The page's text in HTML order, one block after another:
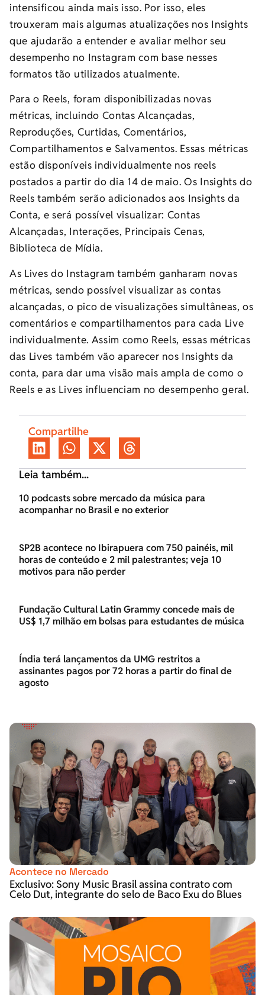
intensificou ainda mais isso. Por isso, eles
trouxeram mais algumas atualizações nos Insights
que ajudarão a entender e avaliar melhor seu
desempenho no Instagram com base nesses
formatos tão utilizados atualmente.
Para o Reels, foram disponibilizadas novas
métricas, incluindo Contas Alcançadas,
Reproduções, Curtidas, Comentários,
Compartilhamentos e Salvamentos. Essas métricas
estão disponíveis individualmente nos reels
postados a partir do dia 14 de maio. Os Insights do
Reels também serão adicionados aos Insights da
Conta, e será possível visualizar: Contas
Alcançadas, Interações, Principais Cenas,
Biblioteca de Mídia.
As Lives do Instagram também ganharam novas
métricas, sendo possível visualizar as contas
alcançadas, o pico de visualizações simultâneas, os
comentários e compartilhamentos para cada Live
individualmente. Assim como Reels, essas métricas
das Lives também vão aparecer nos Insights da
conta, para dar uma visão mais ampla de como o
Reels e as Lives influenciam no desempenho geral.
Compartilhe
Leia também...
10 podcasts sobre mercado da música para
acompanhar no Brasil e no exterior
SP2B acontece no Ibirapuera com 750 painéis, mil
horas de conteúdo e 2 mil palestrantes; veja 10
motivos para não perder
Fundação Cultural Latin Grammy concede mais de
US$ 1,7 milhão em bolsas para estudantes de música
Índia terá lançamentos da UMG restritos a
assinantes pagos por 72 horas a partir do final de
agosto
Acontece no Mercado
Exclusivo: Sony Music Brasil assina contrato com
Celo Dut, integrante do selo de Baco Exu do Blues